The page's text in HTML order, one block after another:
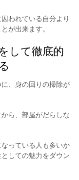
われている自分より
が出来ます。
して徹底的
、身の回りの掃除が
ら、部屋がだらしな
っている人も多いか
しての魅力をダウン